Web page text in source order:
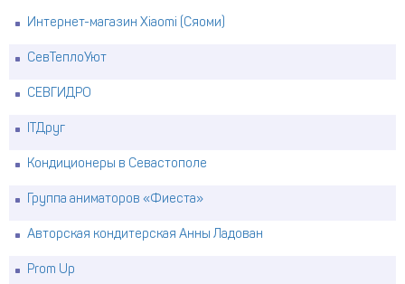
Интернет-магазин Xiaomi (Сяоми)
СевТеплоУют
СЕВГИДРО
ITДруг
Кондиционеры в Севастополе
Группа аниматоров «Фиеста»
Авторская кондитерская Анны Ладован
Prom Up